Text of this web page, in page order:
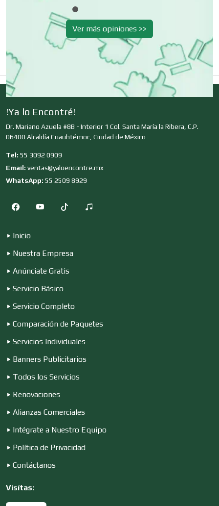
Clínicas de Rehabilitación
Clínicas y Hospitales
Clubes Deportivos
Cocinas Integrales
Combustibles y Lubricantes
Compresores de aire
Conferencias Empresariales
Construcciones en General
Contadores
Control de Plagas
Conversiones Automotrices
Copiadoras
Ver más opiniones >>
!Ya lo Encontré!
Dr. Mariano Azuela #8B - Interior 1 Col. Santa María la Ribera, C.P.
06400 Alcaldía Cuauhtémoc, Ciudad de México
Tel: 55 3092 0909
Email: ventas@yaloencontre.mx
WhatsApp: 55 2509 8929
Inicio
Nuestra Empresa
Anúnciate Gratis
Servicio Básico
Servicio Completo
Comparación de Paquetes
Servicios Individuales
Banners Publicitarios
Todos los Servicios
Renovaciones
Alianzas Comerciales
Intégrate a Nuestro Equipo
Política de Privacidad
Contáctanos
Visítas: